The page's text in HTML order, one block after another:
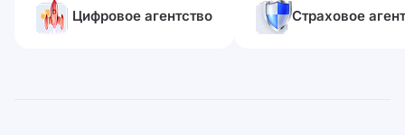
Цифровое агентство Страховое